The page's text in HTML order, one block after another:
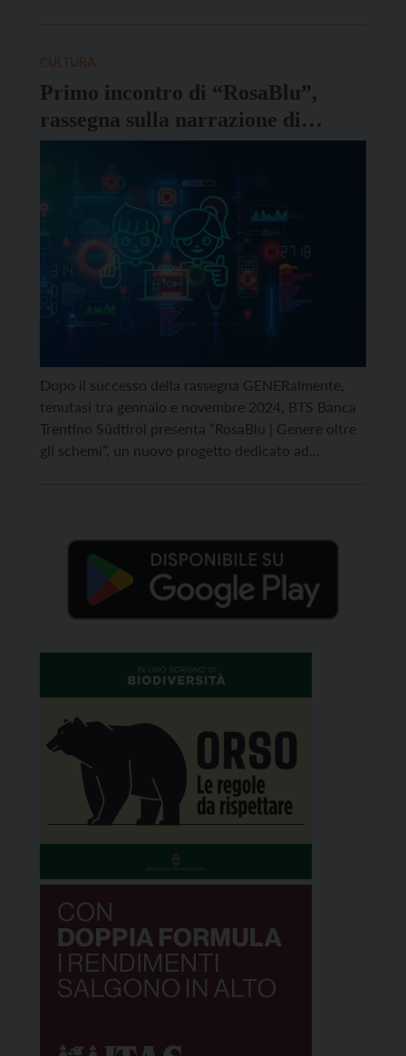
Primo incontro di “RosaBlu”,
rassegna sulla narrazione di
genere online
Dopo il successo della rassegna GENERalmente,
tenutasi tra gennaio e novembre 2024, BTS Banca
Trentino Südtirol presenta “RosaBlu | Genere oltre
gli schemi”, un nuovo progetto dedicato ad
si terrà a Palazzo Benvenuti giovedì 23 […]